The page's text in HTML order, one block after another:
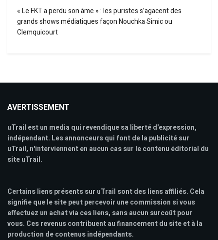
« Le FKT a perdu son âme » : les puristes s’agacent des
grands shows médiatiques façon Nouchka Simic ou
Clemquicourt
AVERTISSEMENT
uTrail est un media qui revendique sa liberté d'expression,
indépendant. Les annonceurs qui font de la publicité sur
uTrail, n'interviennent en aucun cas sur le contenu éditorial du
site uTrail.
Certains liens présents sur uTrail sont des liens affiliés. Cela
signifie que le site peut percevoir une commission si vous
effectuez un achat via ces liens, sans aucun surcoût pour
vous. Ces revenus contribuent au financement du site et à la
production de contenus indépendants.